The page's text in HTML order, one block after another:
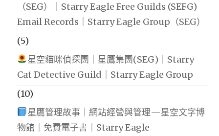
（SEG）｜Starry Eagle Free Guilds (SEFG)
Email Records｜Starry Eagle Group（SEG）
(5)
星空貓咪偵探團｜星鷹集團(SEG)｜Starry
Cat Detective Guild｜Starry Eagle Group
(10)
星鷹管理故事｜網站經營與管理—星空文字博
物館｜免費電子書｜Starry Eagle